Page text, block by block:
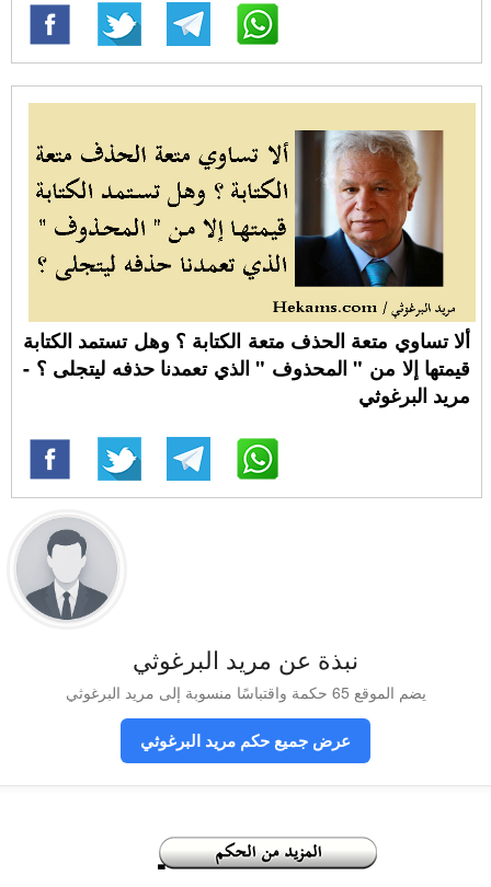
ألا تساوي متعة الحذف متعة الكتابة ؟ وهل تستمد الكتابة
قيمتها إلا من " المحذوف " الذي تعمدنا حذفه ليتجلى ؟ -
مريد البرغوثي
نبذة عن مريد البرغوثي
يضم الموقع 65 حكمة واقتباسًا منسوبة إلى مريد البرغوثي
عرض جميع حكم مريد البرغوثي